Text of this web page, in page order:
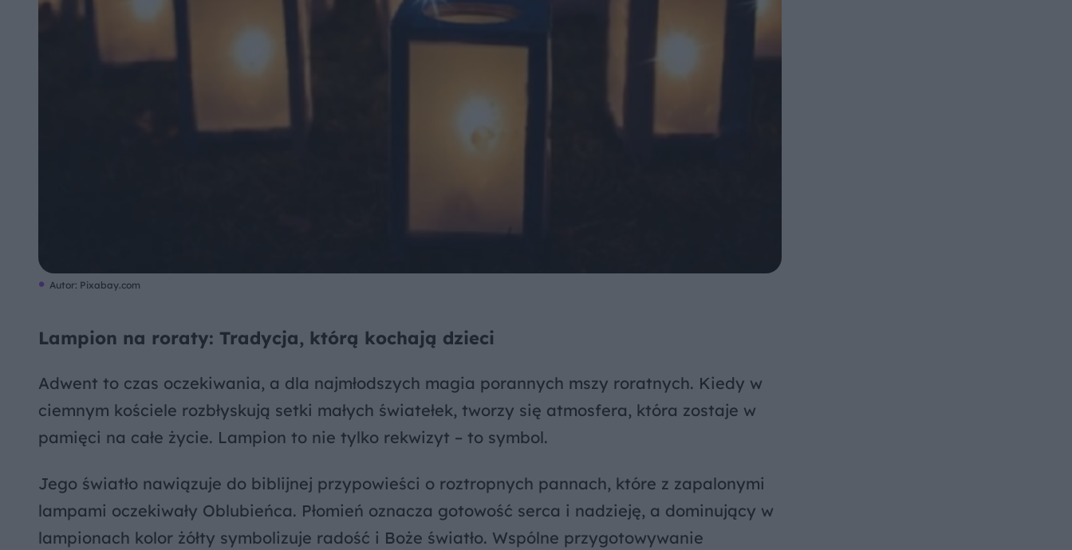
Autor: Pixabay.com
Lampion na roraty: Tradycja, którą kochają dzieci
Adwent to czas oczekiwania, a dla najmłodszych magia porannych mszy roratnych. Kiedy w
ciemnym kościele rozbłyskują setki małych światełek, tworzy się atmosfera, która zostaje w
pamięci na całe życie. Lampion to nie tylko rekwizyt – to symbol.
Jego światło nawiązuje do biblijnej przypowieści o roztropnych pannach, które z zapalonymi
lampami oczekiwały Oblubieńca. Płomień oznacza gotowość serca i nadzieję, a dominujący w
lampionach kolor żółty symbolizuje radość i Boże światło. Wspólne przygotowywanie